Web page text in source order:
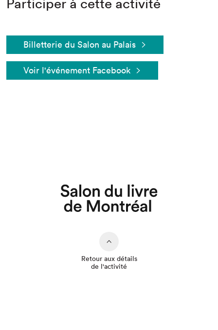
Que cherchez-vous?
Participer à cette activité
Billetterie du Salon au Palais
Voir l'événement Facebook
Retour aux détails
de l'activité